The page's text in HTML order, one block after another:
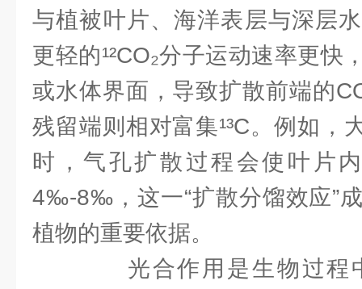
与植被叶片、海洋表层与深层
更轻的¹²CO₂分子运动速率更快
或水体界面，导致扩散前端的
残留端则相对富集¹³C。例如，
时，气孔扩散过程会使叶片
4‰-8‰，这一“扩散分馏效应”
植物的重要依据。
光合作用是生物过程